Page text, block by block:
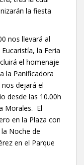
la fiesta
nos llevará al
la Feria
el homenaje
la Panificadora
dejará el
desde las 10.00h
Morales. El
en la Plaza con
Noche de
en el Parque